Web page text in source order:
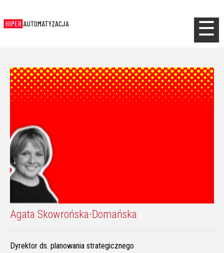
☰
Agata Skowrońska-Domańska
Dyrektor ds. planowania strategicznego